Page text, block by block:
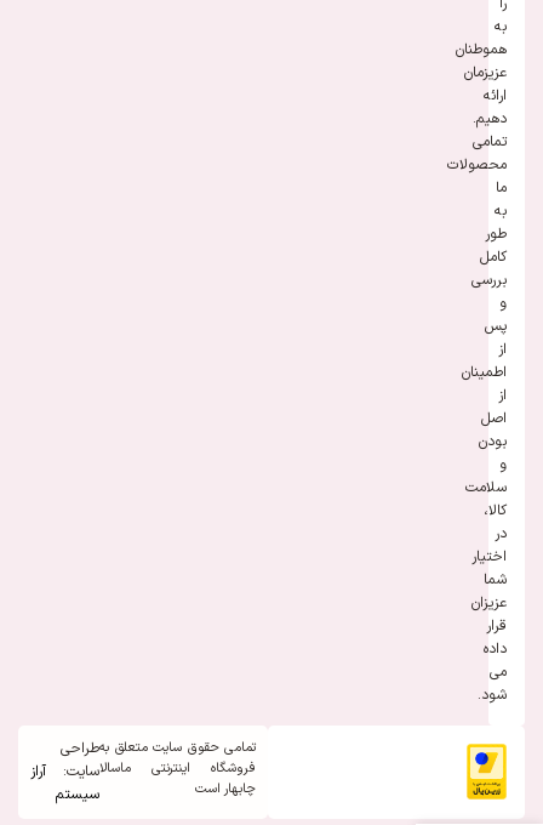
به
هموطنان
عزیزمان
ارائه
دهیم.
تمامی
محصولات
ما
به
طور
کامل
بررسی
و
پس
از
اطمینان
از
اصل
بودن
و
سلامت
کالا،
در
اختیار
شما
عزیزان
قرار
داده
می
شود.
تمامی حقوق سایت متعلق به
فروشگاه اینترنتی ماسالا
چابهار است
طراحی
سایت: آراز
سیستم